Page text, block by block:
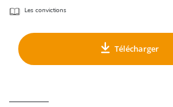
Les convictions
Télécharger